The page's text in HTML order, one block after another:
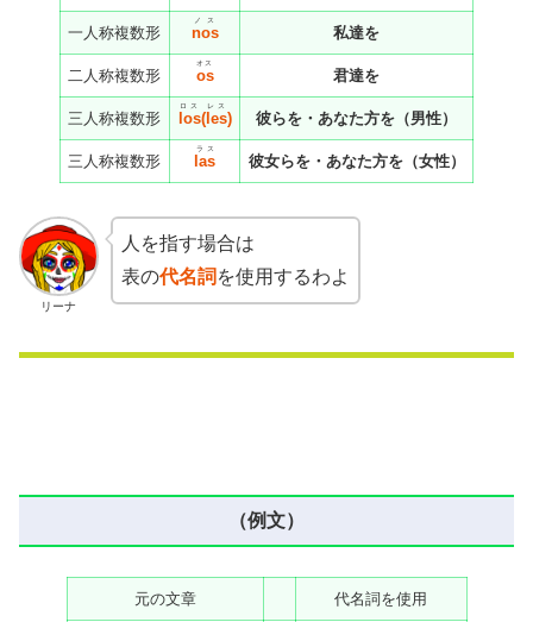
一人称複数形 nos
ノス
私達を
二人称複数形 os
オス
君達を
三人称複数形 los
ロス
(les
レス
) 彼らを・あなた方を（男性）
三人称複数形 las
ラス
彼女らを・あなた方を（女性）
リーナ
人を指す場合は
表の代名詞 を使用するわよ
（例文）
元の文章 代名詞を使用